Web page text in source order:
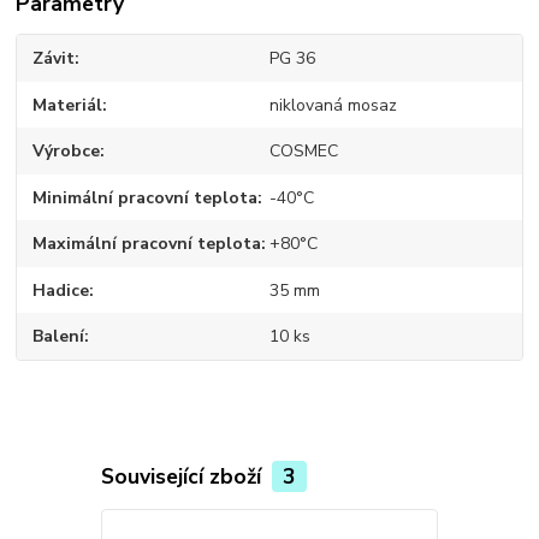
Závit PG 36
Materiál niklovaná mosaz
Výrobce COSMEC
Minimální pracovní teplota -40°C
Maximální pracovní teplota +80°C
Hadice 35 mm
Balení 10 ks
Související zboží 3